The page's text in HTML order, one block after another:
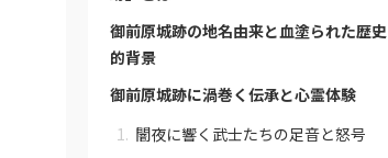
御前原城跡の地名由来と血塗られた歴史
的背景
御前原城跡に渦巻く伝承と心霊体験
闇夜に響く武士たちの足音と怒号